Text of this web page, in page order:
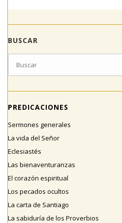
BUSCAR
PREDICACIONES
Sermones generales
La vida del Señor
Eclesiastés
Las bienaventuranzas
El corazón espiritual
Los pecados ocultos
La carta de Santiago
La sabiduría de los Proverbios